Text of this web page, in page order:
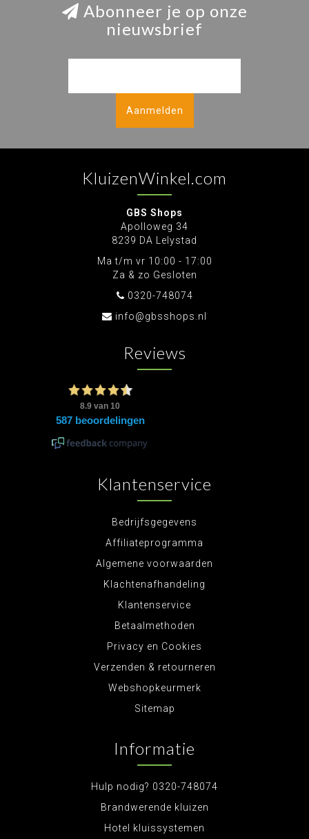
Abonneer je op onze
nieuwsbrief
Aanmelden
KluizenWinkel.com
GBS Shops
Apolloweg 34
8239 DA Lelystad
Ma t/m vr 10:00 - 17:00
Za & zo Gesloten
0320-748074
info@gbsshops.nl
Reviews
Klantenservice
Bedrijfsgegevens
Affiliateprogramma
Algemene voorwaarden
Klachtenafhandeling
Klantenservice
Betaalmethoden
Privacy en Cookies
Verzenden & retourneren
Webshopkeurmerk
Sitemap
Informatie
Hulp nodig? 0320-748074
Brandwerende kluizen
Hotel kluissystemen